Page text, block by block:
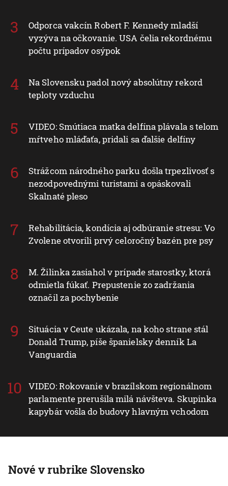
Odporca vakcín Robert F. Kennedy mladší
vyzýva na očkovanie. USA čelia rekordnému
počtu prípadov osýpok
Na Slovensku padol nový absolútny rekord
teploty vzduchu
VIDEO: Smútiaca matka delfína plávala s telom
mŕtveho mláďaťa, pridali sa ďalšie delfíny
Strážcom národného parku došla trpezlivosť s
nezodpovednými turistami a opáskovali
Skalnaté pleso
Rehabilitácia, kondícia aj odbúranie stresu: Vo
Zvolene otvorili prvý celoročný bazén pre psy
M. Žilinka zasiahol v prípade starostky, ktorá
odmietla fúkať. Prepustenie zo zadržania
označil za pochybenie
Situácia v Ceute ukázala, na koho strane stál
Donald Trump, píše španielsky denník La
Vanguardia
VIDEO: Rokovanie v brazílskom regionálnom
parlamente prerušila milá návšteva. Skupinka
kapybár vošla do budovy hlavným vchodom
Nové v rubrike Slovensko